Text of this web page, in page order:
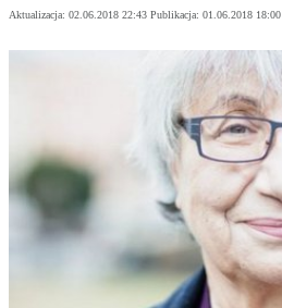
Aktualizacja: 02.06.2018 22:43 Publikacja: 01.06.2018 18:00